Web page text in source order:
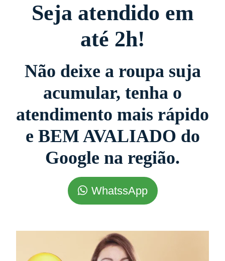
Seja atendido em
até 2h!
Não deixe a roupa suja
acumular, tenha o
atendimento mais rápido
e BEM AVALIADO do
Google na região.
WhatssApp